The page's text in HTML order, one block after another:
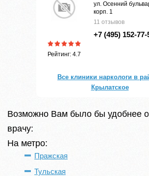
Рейтинг: 4.7
ул. Осенний
корп. 1
11 отзывов
+7 (495) 152-77-
Все клиники наркологи в
Крылатское
Возможно Вам было бы удобнее
врачу:
На метро:
Пражская
Тульская